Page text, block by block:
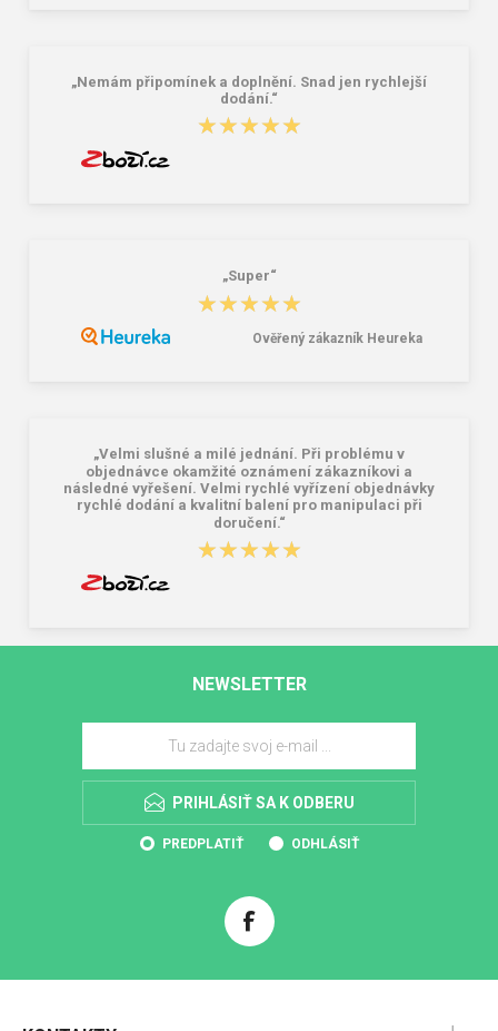
„Nemám připomínek a doplnění. Snad jen rychlejší
dodání.“
★★★★★
★★★★★
„Super“
★★★★★
★★★★★
Ověřený zákazník Heureka
„Velmi slušné a milé jednání. Při problému v
objednávce okamžité oznámení zákazníkovi a
následné vyřešení. Velmi rychlé vyřízení objednávky
rychlé dodání a kvalitní balení pro manipulaci při
doručení.“
★★★★★
★★★★★
NEWSLETTER
PRIHLÁSIŤ SA K ODBERU
PREDPLATIŤ ODHLÁSIŤ